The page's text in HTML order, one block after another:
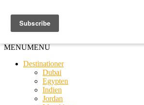
MENUMENU
Destinationer
Dubai
Egypten
Indien
Jordan